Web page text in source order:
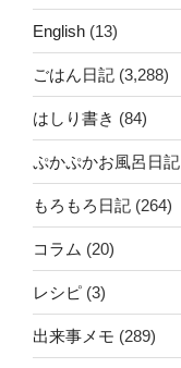
English (13)
ごはん日記 (3,288)
はしり書き (84)
ぷかぷかお風呂日記
もろもろ日記 (264)
コラム (20)
レシピ (3)
出来事メモ (289)